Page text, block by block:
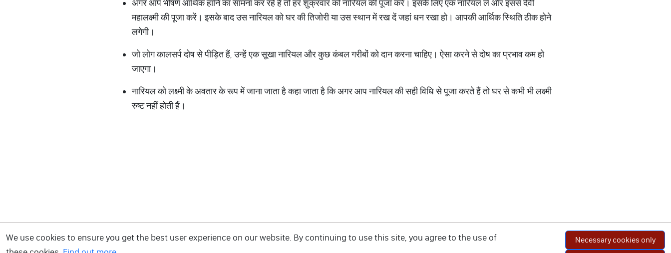
अगर आप भीषण आर्थिक हानि का सामना कर रहे हैं तो हर शुक्रवार को नारियल की पूजा करें। इसके लिए एक नारियल लें और इससे देवी
महालक्ष्मी की पूजा करें। इसके बाद उस नारियल को घर की तिजोरी या उस स्थान में रख दें जहां धन रखा हो। आपकी आर्थिक स्थिति ठीक होने
लगेगी।
जो लोग कालसर्प दोष से पीड़ित हैं, उन्हें एक सूखा नारियल और कुछ कंबल गरीबों को दान करना चाहिए। ऐसा करने से दोष का प्रभाव कम हो
जाएगा।
नारियल को लक्ष्मी के अवतार के रूप में जाना जाता है कहा जाता है कि अगर आप नारियल की सही विधि से पूजा करते हैं तो घर से कभी भी लक्ष्मी
रुष्ट नहीं होती हैं।
We use cookies to ensure you get the best user experience on our website. By continuing to use this site, you agree to the use of
Necessary cookies only